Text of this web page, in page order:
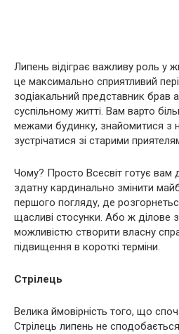
Липень відіграє важливу роль у
це максимально сприятливий
зодіакальний представник брав
суспільному житті. Вам варто
межами будинку, знайомитися з
зустрічатися зі старими
Чому? Просто Всесвіт готує вам
здатну кардинально змінити
першого погляду, де
щасливі стосунки. Або ж ділове
можливістю створити власну
підвищення в короткі терміни.
Стрілець
Велика ймовірність того, що
Стрілець липень не